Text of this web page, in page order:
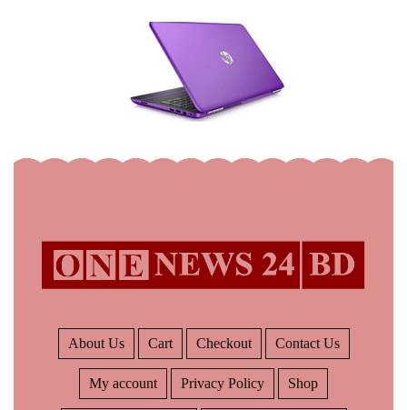
About Us Cart Checkout Contact Us
My account Privacy Policy Shop